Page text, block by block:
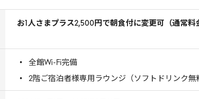
お1人さまプラス2,500円で朝食付に変更可（通常料
全館Wi-Fi完備
2階ご宿泊者様専用ラウンジ（ソフトドリンク無